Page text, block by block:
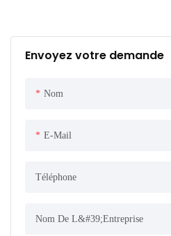
Envoyez votre demande
Nom
E-Mail
Téléphone
Nom De L&#39;entreprise